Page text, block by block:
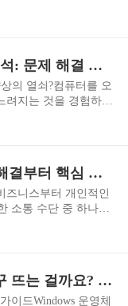
실, 알고 계셨나요?
하는 재료가 됩니다.
조절, 에너지 유지, 그
하지 못한 간식은 과
을 유발하여 장기적
간식..
윈도우 레지스트리 청소 전문가 분석: 문제 해결 및 최적화 가이드
의 열쇠?컴퓨터를 오
려지는 것을 경험하게
, 그 전에 시도해 볼
우 레지스트리 청소
는지에 대한 해결방법
우 레지스트리란 무
제 및 설치된 응용 프
등 다양한 정보를..
이메일 작성법 완벽 가이드: 고민 해결부터 핵심 정보까지, 이 모든 것!
즈니스부터 개인적인
소통 수단 중 하나입
지, 이메일은 우리의
글에서는 성공적인 이
상황에 맞는 이메일
Critical_Process_Died 오류, 왜 자꾸 뜨는 걸까요? 확실한 해결 가이드!
이드Windows 운영체